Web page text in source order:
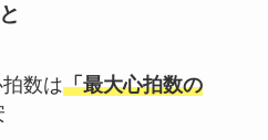
数は「最大心拍数の